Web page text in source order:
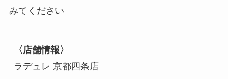
みてください
〈店舗情報〉
ラデュレ 京都四条店